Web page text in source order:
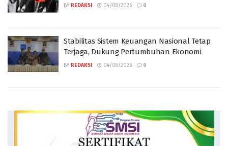
BY REDAKSI 04/08/2026 0
Stabilitas Sistem Keuangan Nasional Tetap
Terjaga, Dukung Pertumbuhan Ekonomi
BY REDAKSI 04/08/2026 0